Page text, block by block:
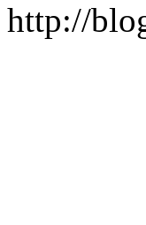
http://